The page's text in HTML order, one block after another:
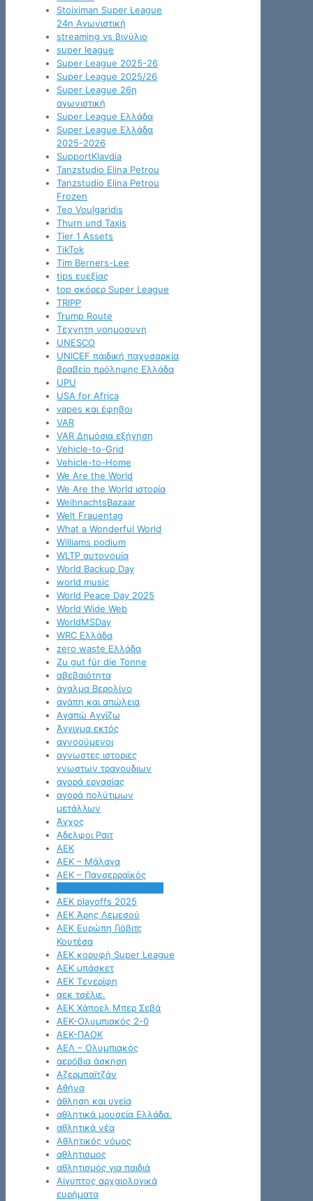
Stoiximan Super League
24η Αγωνιστική
streaming vs βινύλιο
super league
Super League 2025-26
Super League 2025/26
Super League 26η
αγωνιστική
Super League Ελλάδα
Super League Ελλάδα
2025-2026
SupportKlavdia
Tanzstudio Elina Petrou
Tanzstudio Elina Petrou
Frozen
Teo Voulgaridis
Thurn und Taxis
Tier 1 Assets
TikTok
Tim Berners-Lee
tips ευεξίας
top σκόρερ Super League
TRIPP
Trump Route
Tεχνητη νοημοσυνη
UNESCO
UNICEF παιδική παχυσαρκία
βραβείο πρόληψης Ελλάδα
UPU
USA for Africa
vapes και έφηβοι
VAR
VAR Δημόσια εξήγηση
Vehicle-to-Grid
Vehicle-to-Home
We Are the World
We Are the World ιστορία
WeihnachtsBazaar
Welt Frauentag
What a Wonderful World
Williams podium
WLTP αυτονομία
World Backup Day
world music
World Peace Day 2025
World Wide Web
WorldMSDay
WRC Ελλάδα
zero waste Ελλάδα
Zu gut für die Tonne
αβεβαιότητα
άγαλμα Βερολίνο
αγάπη και απώλεια
Αγαπώ Αγγίζω
Άγγιγμα εκτός
αγνοούμενοι
αγνωστες ιστοριες
γνωστων τραγουδιων
αγορά εργασίας
αγορά πολύτιμων
μετάλλων
Άγχος
Αδελφοι Ραιτ
ΑΕΚ
ΑΕΚ – Μάλαγα
ΑΕΚ – Πανσερραϊκός
ΑΕΚ playoffs 2025
ΑΕΚ Άρης Λεμεσού
ΑΕΚ Ευρώπη Γιόβιτς
Κουτέσα
ΑΕΚ κορυφή Super League
ΑΕΚ μπάσκετ
ΑΕΚ Τενερίφη
αεκ τσέλιε.
ΑΕΚ Χάποελ Μπερ Σεβά
ΑΕΚ-Ολυμπιακός 2-0
ΑΕΚ-ΠΑΟΚ
ΑΕΛ – Ολυμπιακός
αερόβια άσκηση
Αζερμπαϊτζάν
Αθήνα
άθληση και υγεία
αθλητικά μουσεία Ελλάδα.
αθλητικά νέα
Αθλητικός νόμος
αθλητισμος
αθλητισμός για παιδιά
Αίγυπτος αρχαιολογικά
ευρήματα